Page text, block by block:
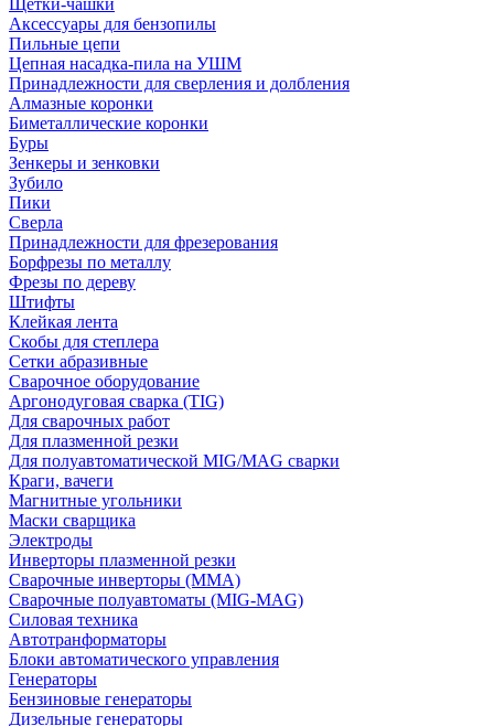
Щетки-чашки
Аксессуары для бензопилы
Пильные цепи
Цепная насадка-пила на УШМ
Принадлежности для сверления и долбления
Алмазные коронки
Биметаллические коронки
Буры
Зенкеры и зенковки
Зубило
Пики
Сверла
Принадлежности для фрезерования
Борфрезы по металлу
Фрезы по дереву
Штифты
Клейкая лента
Скобы для степлера
Сетки абразивные
Сварочное оборудование
Аргонодуговая сварка (TIG)
Для сварочных работ
Для плазменной резки
Для полуавтоматической MIG/MAG сварки
Краги, вачеги
Магнитные угольники
Маски сварщика
Электроды
Инверторы плазменной резки
Сварочные инверторы (MMA)
Сварочные полуавтоматы (MIG-MAG)
Силовая техника
Автотранформаторы
Блоки автоматического управления
Генераторы
Бензиновые генераторы
Дизельные генераторы